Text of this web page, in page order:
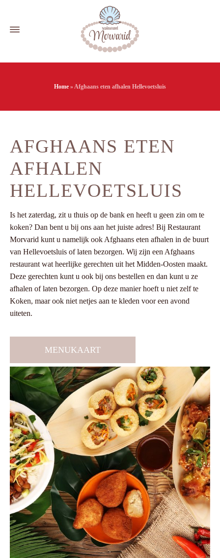
Home »Afghaans eten afhalen Hellevoetsluis
AFGHAANS ETEN
AFHALEN
HELLEVOETSLUIS
Is het zaterdag, zit u thuis op de bank en heeft u geen zin om te
koken? Dan bent u bij ons aan het juiste adres! Bij Restaurant
Morvarid kunt u namelijk ook Afghaans eten afhalen in de buurt
van Hellevoetsluis of laten bezorgen. Wij zijn een Afghaans
restaurant wat heerlijke gerechten uit het Midden-Oosten maakt.
Deze gerechten kunt u ook bij ons bestellen en dan kunt u ze
afhalen of laten bezorgen. Op deze manier hoeft u niet zelf te
Koken, maar ook niet netjes aan te kleden voor een avond
uiteten.
MENUKAART